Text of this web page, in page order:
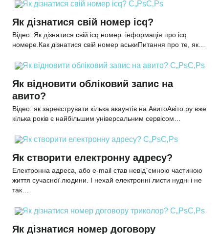
Як дізнатися свій номер icq?
Відео: Як дізнатися свій icq номер. інформація про icq
номере.Как дізнатися свій номер аськиПитання про те, як…
Як відновити обліковий запис на
авито?
Відео: як зареєструвати кілька акаунтів на АвитоАвіто.ру вже
кілька років є найбільшим універсальним сервісом…
Як створити електронну адресу?
Електронна адреса, або e-mail став невід`ємною частиною
життя сучасної людини. І нехай електронні листи нудні і не
так…
Як дізнатися номер договору